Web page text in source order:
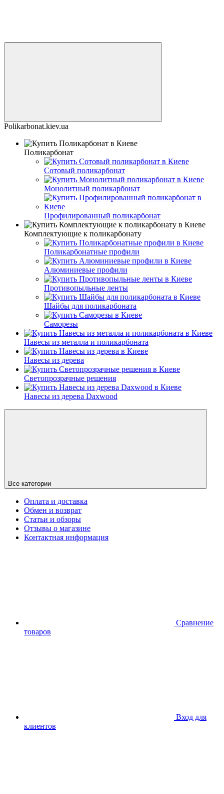
Polikarbonat.kiev.ua
Поликарбонат
Сотовый поликарбонат
Монолитный поликарбонат
Профилированный поликарбонат
Комплектующие к поликарбонату
Поликарбонатные профили
Алюминиевые профили
Противопыльные ленты
Шайбы для поликарбоната
Саморезы
Навесы из металла и поликарбоната
Навесы из дерева
Светопрозрачные решения
Навесы из дерева Daxwood
Все категории
Оплата и доставка
Обмен и возврат
Статьи и обзоры
Отзывы о магазине
Контактная информация
Сравнение
товаров
Вход для
клиентов